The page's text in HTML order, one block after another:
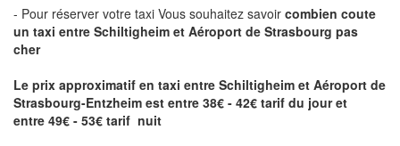
- Pour réserver votre taxi Vous souhaitez savoir combien coute
un taxi entre Schiltigheim et Aéroport de Strasbourg pas
cher
Le prix approximatif en taxi entre Schiltigheim et Aéroport de
Strasbourg-Entzheim est entre 38€ - 42€ tarif du jour et
entre 49€ - 53€ tarif nuit